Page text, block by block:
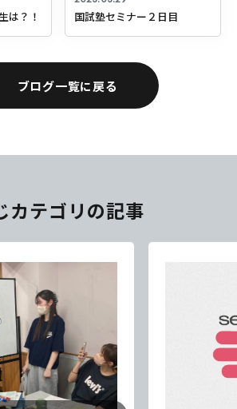
は？！ 国試塾セミナー２日目
ブログ一覧に戻る
カテゴリの記事